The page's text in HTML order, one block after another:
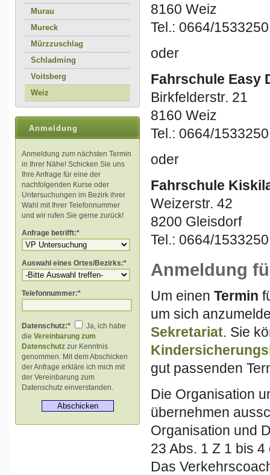
Murau
Mureck
Mürzzuschlag
Schladming
Voitsberg
Weiz
Anmeldung
Anmeldung zum nächsten Termin
in Ihrer Nähe! Schicken Sie uns
Ihre Anfrage für eine der
nachfolgenden Kurse oder
Untersuchungen im Bezirk ihrer
Wahl mit Ihrer Telefonnummer
und wir rufen Sie gerne zurück!
Anfrage betrifft:*
Auswahl eines Ortes/Bezirks:*
Telefonnummer:*
Datenschutz:*
Ja, ich habe
die Vereinbarung zum
Datenschutz zur Kenntnis
genommen. Mit dem Abschicken
der Anfrage erkläre ich mich mit
der Vereinbarung zum
Datenschutz einverstanden.
8160 Weiz
Tel.: 0664/1533250
oder
Fahrschule Easy
Birkfelderstr. 21
8160 Weiz
Tel.: 0664/1533250
oder
Fahrschule
Weizerstr. 42
8200 Gleisdorf
Tel.: 0664/1533250
Anmeldung
Um einen Termin
um sich
Sekretariat. Sie
gut passenden
Die Organisation
übernehmen
Organisation und
23 Abs. 1 Z 1 bis
Das